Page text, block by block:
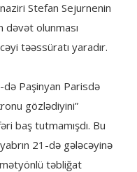
Stefan Sejurnenin
dəvət olunması
təəssüratı yaradır.
də Paşinyan Parisdə
gözlədiyini”
baş tutmamışdı. Bu
21-də gələcəyinə
təbliğat